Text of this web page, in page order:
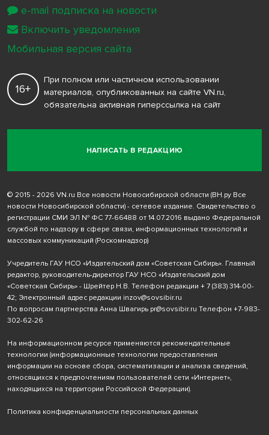
НАПИСАТЬ В РЕДАКЦИЮ
16+
При полном или частичном использовании
материалов, опубликованных на сайте VN.ru,
обязательна активная гиперссылка на сайт
© 2015 - 2026 VN.ru Все новости Новосибирской области (ВН.ру Все
новости Новосибирской области) - сетевое издание. Свидетельство о
регистрации СМИ ЭЛ № ФС 77-66488 от 14.07.2016 выдано Федеральной
службой по надзору в сфере связи, информационных технологий и
массовых коммуникаций (Роскомнадзор)
Учредитель ГАУ НСО «Издательский дом «Советская Сибирь». Главный
редактор, руководитель-директор ГАУ НСО «Издательский дом
«Советская Сибирь» - Шрейтер Н.В. Телефон редакции + 7 (383) 314-00-
42; Электронный адрес редакции inzov@sovsibir.ru
По вопросам партнерства Анна Швагирь pr@sovsibir.ru Телефон +7-983-
302-62-26
На информационном ресурсе применяются рекомендательные
технологии (информационные технологии предоставления
информации на основе сбора, систематизации и анализа сведений,
относящихся к предпочтениям пользователей сети «Интернет»,
находящихся на территории Российской Федерации).
Политика конфиденциальности персональных данных
e-mail подписка на новости
Включить уведомления
Мобильная версия сайта